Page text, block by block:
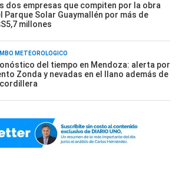
dos empresas que compiten por la obra
Parque Solar Guaymallén por más de
millones
METEOROLÓGICO
del tiempo en Mendoza: alerta por
Zonda y nevadas en el llano además de
cordillera